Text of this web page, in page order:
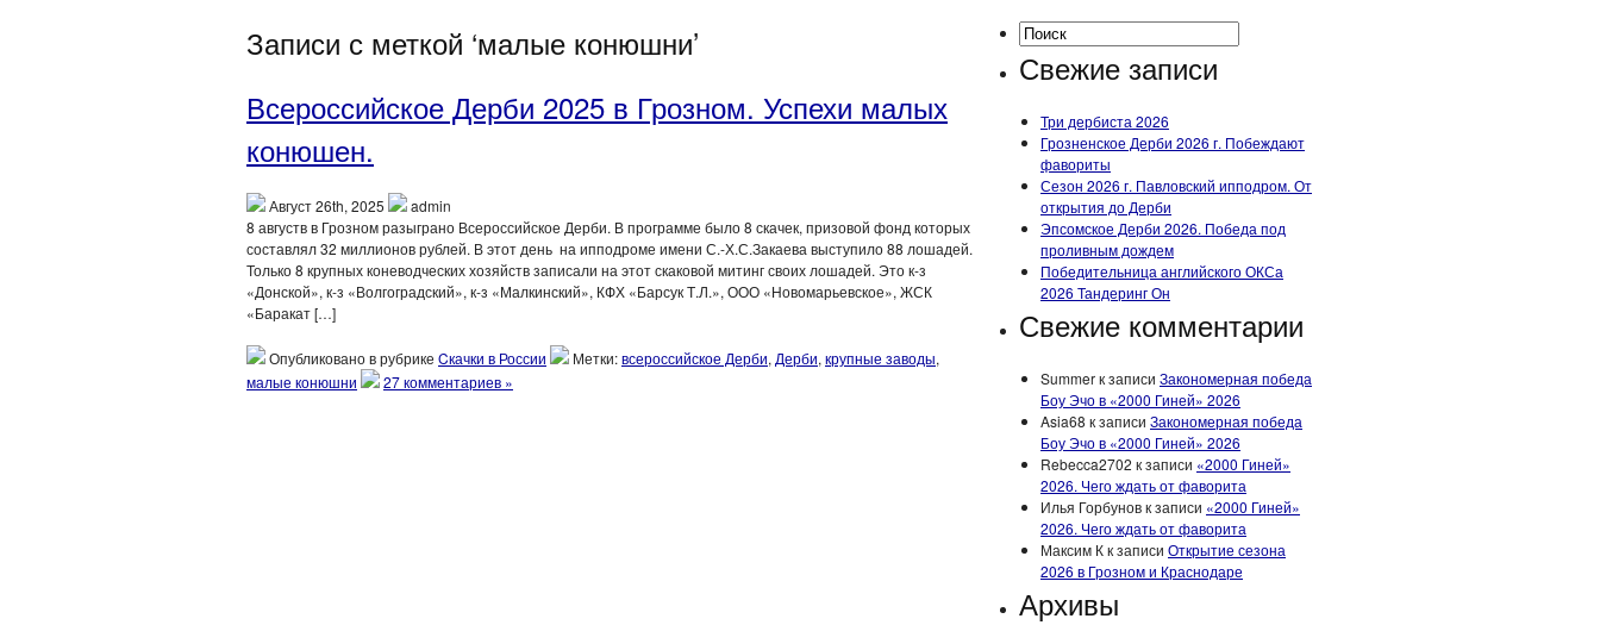
Записи с меткой ‘малые конюшни’
Всероссийское Дерби 2025 в Грозном. Успехи малых
конюшен.
Август 26th, 2025
admin
8 августв в Грозном разыграно Всероссийское Дерби. В программе было 8 скачек, призовой фонд которых
составлял 32 миллионов рублей. В этот день на ипподроме имени С.-Х.С.Закаева выступило 88 лошадей.
Только 8 крупных коневодческих хозяйств записали на этот скаковой митинг своих лошадей. Это к-з
«Донской», к-з «Волгоградский», к-з «Малкинский», КФХ «Барсук Т.Л.», ООО «Новомарьевское», ЖСК
«Баракат […]
Опубликовано в рубрике Cкачки в России Метки:всероссийское Дерби, Дерби, крупные заводы,
малые конюшни
27 комментариев »
Свежие записи
Три дербиста 2026
Грозненское Дерби 2026 г. Побеждают
фавориты
Сезон 2026 г. Павловский ипподром. От
открытия до Дерби
Эпсомское Дерби 2026. Победа под
проливным дождем
Победительница английского ОКСа
2026 Тандеринг Он
Свежие комментарии
Summerк записи Закономерная победа
Боу Эчо в «2000 Гиней» 2026
Asia68 к записи Закономерная победа
Боу Эчо в «2000 Гиней» 2026
Rebecca2702 к записи «2000 Гиней»
2026. Чего ждать от фаворита
Илья Горбуновк записи «2000 Гиней»
2026. Чего ждать от фаворита
Максим Кк записи Открытие сезона
2026 в Грозном и Краснодаре
Архивы